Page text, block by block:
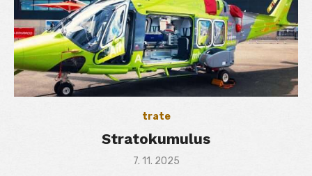
trate
Stratokumulus
Posted
7. 11. 2025